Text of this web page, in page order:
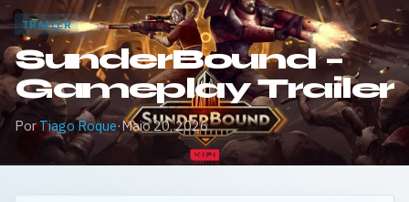
TRAILER
SunderBound –
Gameplay Trailer
PorTiago Roque·Maio 20, 2026